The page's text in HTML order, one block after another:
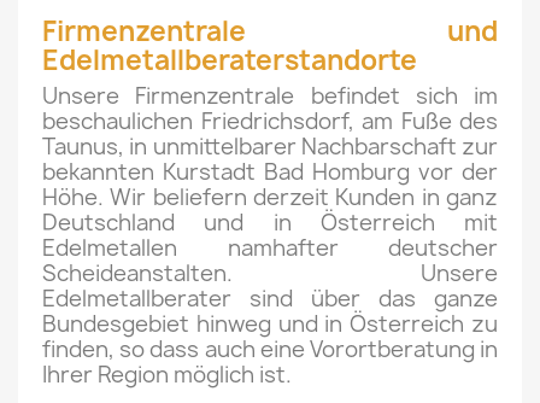
Firmenzentrale und
Edelmetallberaterstandorte
Unsere Firmenzentrale befindet sich im
beschaulichen Friedrichsdorf, am Fuße des
Taunus, in unmittelbarer Nachbarschaft zur
bekannten Kurstadt Bad Homburg vor der
Höhe. Wir beliefern derzeit Kunden in ganz
Deutschland und in Österreich mit
Edelmetallen namhafter deutscher
Scheideanstalten. Unsere
Edelmetallberater sind über das ganze
Bundesgebiet hinweg und in Österreich zu
finden, so dass auch eine Vorortberatung in
Ihrer Region möglich ist.